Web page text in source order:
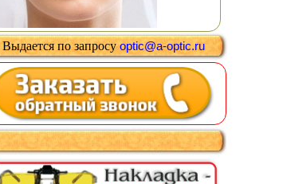
Выдается по запросуoptic@a-optic.ru